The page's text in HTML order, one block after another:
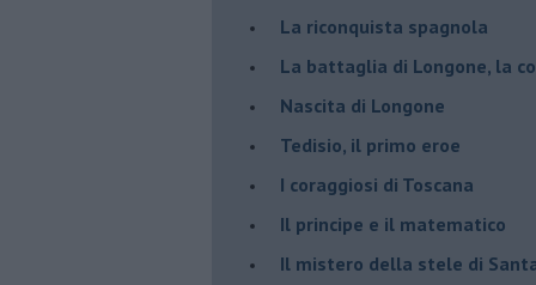
​La riconquista spagnola
​La battaglia di Longone, la
Nascita di Longone
Tedisio, il primo eroe
I coraggiosi di Toscana
Il principe e il matematico
Il mistero della stele di